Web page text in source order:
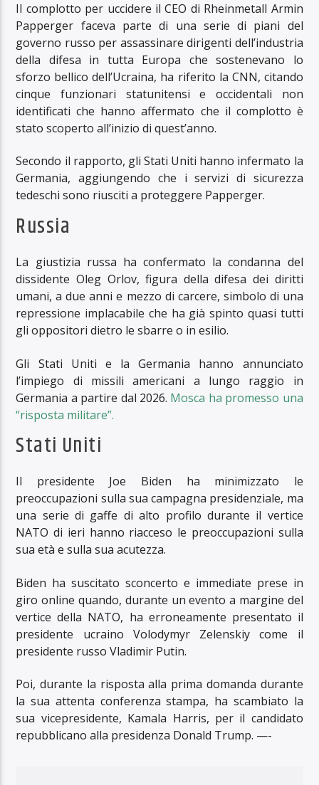
Il complotto per uccidere il CEO di Rheinmetall Armin
Papperger faceva parte di una serie di piani del
governo russo per assassinare dirigenti dell’industria
della difesa in tutta Europa che sostenevano lo
sforzo bellico dell’Ucraina, ha riferito la CNN, citando
cinque funzionari statunitensi e occidentali non
identificati che hanno affermato che il complotto è
stato scoperto all’inizio di quest’anno.
Secondo il rapporto, gli Stati Uniti hanno infermato la
Germania, aggiungendo che i servizi di sicurezza
tedeschi sono riusciti a proteggere Papperger.
Russia
La giustizia russa ha confermato la condanna del
dissidente Oleg Orlov, figura della difesa dei diritti
umani, a due anni e mezzo di carcere, simbolo di una
repressione implacabile che ha già spinto quasi tutti
gli oppositori dietro le sbarre o in esilio.
Gli Stati Uniti e la Germania hanno annunciato
l’impiego di missili americani a lungo raggio in
Germania a partire dal 2026. Mosca ha promesso una
“risposta militare”.
Stati Uniti
Il presidente Joe Biden ha minimizzato le
preoccupazioni sulla sua campagna presidenziale, ma
una serie di gaffe di alto profilo durante il vertice
NATO di ieri hanno riacceso le preoccupazioni sulla
sua età e sulla sua acutezza.
Biden ha suscitato sconcerto e immediate prese in
giro online quando, durante un evento a margine del
vertice della NATO, ha erroneamente presentato il
presidente ucraino Volodymyr Zelenskiy come il
presidente russo Vladimir Putin.
Poi, durante la risposta alla prima domanda durante
la sua attenta conferenza stampa, ha scambiato la
sua vicepresidente, Kamala Harris, per il candidato
repubblicano alla presidenza Donald Trump. —-